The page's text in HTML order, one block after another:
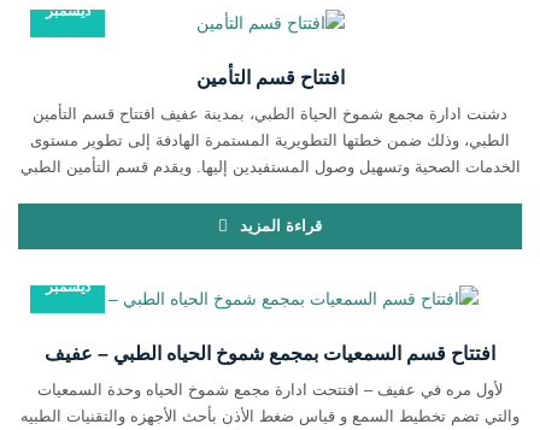
ديسمبر
افتتاح قسم التأمين
دشنت ادارة مجمع شموخ الحياة الطبي، بمدينة عفيف افتتاح قسم التأمين
الطبي، وذلك ضمن خطتها التطويرية المستمرة الهادفة إلى تطوير مستوى
الخدمات الصحية وتسهيل وصول المستفيدين إليها. ويقدم قسم التأمين الطبي
يتيح للمراجعين خيارات متعددة ويضمن سرعة الإجراءات وسهولة التنسيق مع
[…]
قراءة المزيد
27
ديسمبر
افتتاح قسم السمعيات بمجمع شموخ الحياه الطبي – عفيف
لأول مره في عفيف – افتتحت ادارة مجمع شموخ الحياه وحدة السمعيات
والتي تضم تخطيط السمع و قياس ضغط الأذن بأحث الأجهزه والتقنيات الطبيه